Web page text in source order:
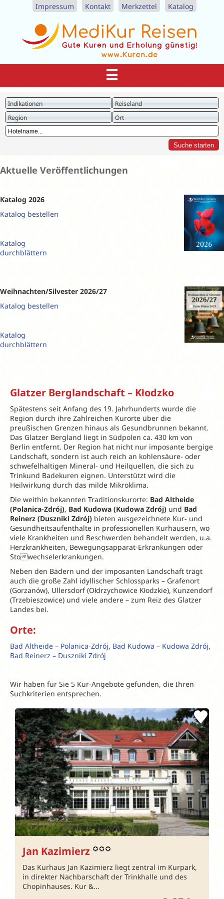
Impressum Kontakt Merkzettel Katalog
Indikationen
Reiseland
Region
Ort
Aktuelle Veröffentlichungen
Katalog 2026
Katalog bestellen
Katalog
durchblättern
Weihnachten/Silvester 2026/27
Katalog bestellen
Katalog
durchblättern
Glatzer Berglandschaft – Kłodzko
Spätestens seit Anfang des 19. Jahrhunderts wurde die
Region durch ihre Zahlreichen Kurorte über die
preußischen Grenzen hinaus als Gesundbrunnen bekannt.
Das Glatzer Bergland liegt in Südpolen ca. 430 km von
Berlin entfernt. Der Region hat nicht nur imposante bergige
Landschaft, sondern ist auch reich an kohlensäure- oder
schwefelhaltigen Mineral- und Heilquellen, die sich zu
Trinkund Badekuren eignen. Unterstützt wird die
Heilwirkung durch das milde Mikroklima.
Die weithin bekannten Traditionskurorte: Bad Altheide
(Polanica-Zdrój), Bad Kudowa (Kudowa Zdrój) und Bad
Reinerz (Duszniki Zdrój) bieten ausgezeichnete Kur- und
Gesundheitsaufenthalte in professionellen Kurhäusern, wo
viele Krankheiten und Beschwerden behandelt werden, u.a.
Herzkrankheiten, Bewegungsapparat-Erkrankungen oder
Stowechselerkrankungen.
Neben den Bädern und der imposanten Landschaft trägt
auch die große Zahl idyllischer Schlossparks – Grafenort
(Gorzanów), Ullersdorf (Ołdrzychowice Kłodzkie), Kunzendorf
(Trzebieszowice) und viele andere – zum Reiz des Glatzer
Landes bei.
Orte:
Bad Altheide – Polanica-Zdrój, Bad Kudowa – Kudowa Zdrój,
Bad Reinerz – Duszniki Zdrój
Wir haben für Sie 5 Kur-Angebote gefunden, die Ihren
Suchkriterien entsprechen.
Jan Kazimierz
Das Kurhaus Jan Kazimierz liegt zentral im Kurpark,
in direkter Nachbarschaft der Trinkhalle und des
Chopinhauses. Kur &...